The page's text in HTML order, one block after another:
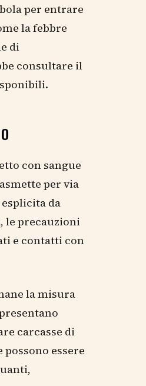
per entrare
la febbre
di
consultare il
con sangue
per via
da
le precauzioni
e contatti con
la misura
carcasse di
essere